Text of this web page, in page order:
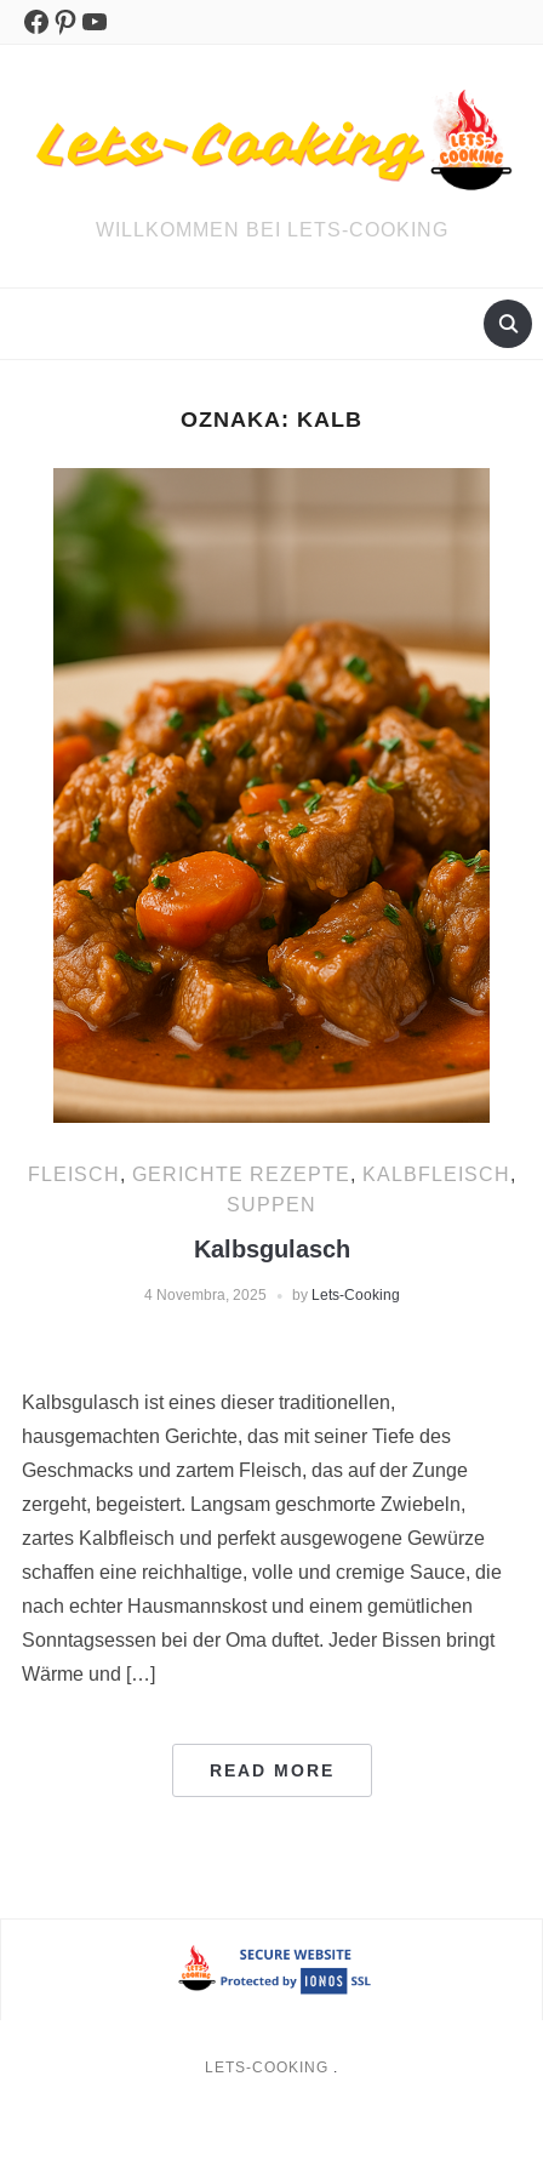
Facebook
Pinterest
YouTube
WILLKOMMEN BEI LETS-COOKING
OZNAKA: KALB
FLEISCH , GERICHTE REZEPTE, KALBFLEISCH ,
SUPPEN
Kalbsgulasch
4 Novembra, 2025 by Lets-Cooking
Kalbsgulasch ist eines dieser traditionellen,
hausgemachten Gerichte, das mit seiner Tiefe des
Geschmacks und zartem Fleisch, das auf der Zunge
zergeht, begeistert. Langsam geschmorte Zwiebeln,
zartes Kalbfleisch und perfekt ausgewogene Gewürze
schaffen eine reichhaltige, volle und cremige Sauce, die
nach echter Hausmannskost und einem gemütlichen
Sonntagsessen bei der Oma duftet. Jeder Bissen bringt
Wärme und […]
READ MORE
LETS-COOKING .